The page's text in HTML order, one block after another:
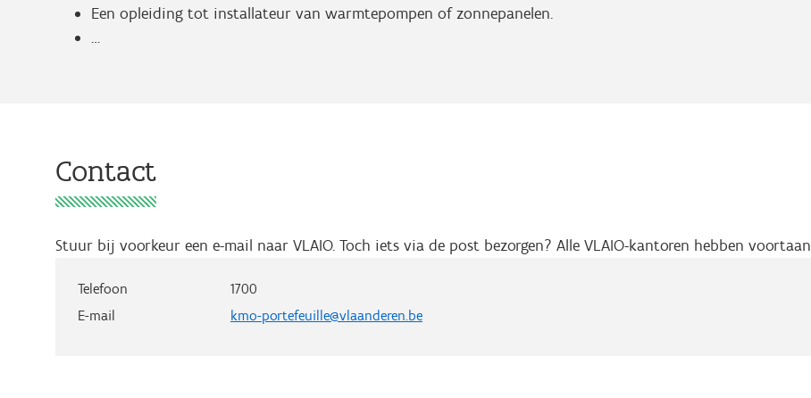
Een opleiding tot installateur van warmtepompen of zonnepanelen.
…
Contact
Stuur bij voorkeur een e-mail naar VLAIO. Toch iets via de post bezorgen? Alle VLAIO-kantoren hebben voortaan
Telefoon
1700
E-mail
kmo-portefeuille@vlaanderen.be